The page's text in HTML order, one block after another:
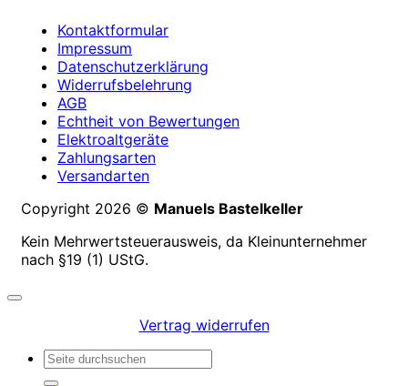
Kontaktformular
Impressum
Datenschutzerklärung
Widerrufsbelehrung
AGB
Echtheit von Bewertungen
Elektroaltgeräte
Zahlungsarten
Versandarten
Copyright 2026 © Manuels Bastelkeller
Kein Mehrwertsteuerausweis, da Kleinunternehmer
nach §19 (1) UStG.
Vertrag widerrufen
Suchen